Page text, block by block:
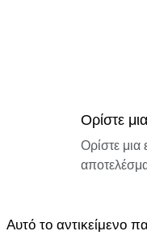
Ορίστε
Ορίστε μια
Αυτό το αντικείμενο